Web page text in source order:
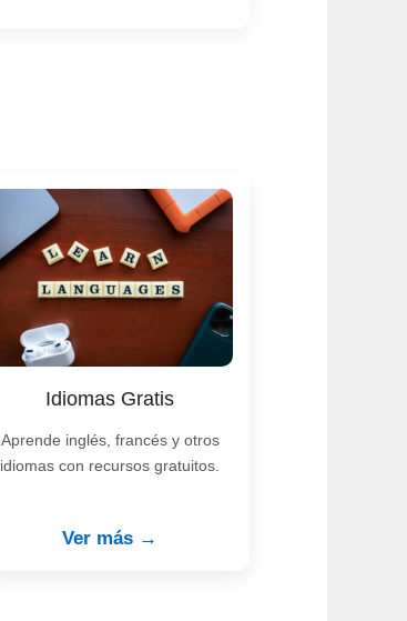
Idiomas Gratis
Aprende inglés, francés y otros
idiomas con recursos gratuitos.
Ver más →